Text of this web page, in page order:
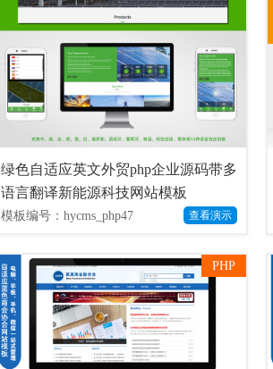
绿色自适应英文外贸php企业源码带多
语言翻译新能源科技网站模板
模板编号：hycms_php47 查看演示
PHP